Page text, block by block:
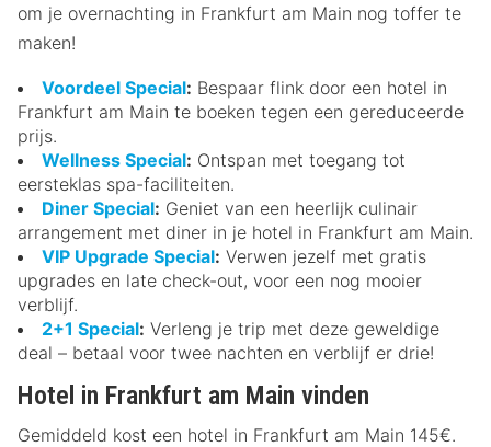
om je overnachting in Frankfurt am Main nog toffer te
maken!
Voordeel Special: Bespaar flink door een hotel in
Frankfurt am Main te boeken tegen een gereduceerde
prijs.
Wellness Special: Ontspan met toegang tot
eersteklas spa-faciliteiten.
Diner Special: Geniet van een heerlijk culinair
arrangement met diner in je hotel in Frankfurt am Main.
VIP Upgrade Special: Verwen jezelf met gratis
upgrades en late check-out, voor een nog mooier
verblijf.
2+1 Special: Verleng je trip met deze geweldige
deal – betaal voor twee nachten en verblijf er drie!
Hotel in Frankfurt am Main vinden
Gemiddeld kost een hotel in Frankfurt am Main 145€.